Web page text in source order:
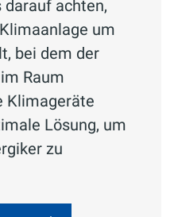
achten,
um
bei dem der
Raum
Klimageräte
Lösung, um
zu